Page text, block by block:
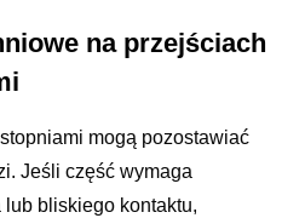
na przejściach
mogą pozostawiać
Jeśli część wymaga
lub bliskiego kontaktu,